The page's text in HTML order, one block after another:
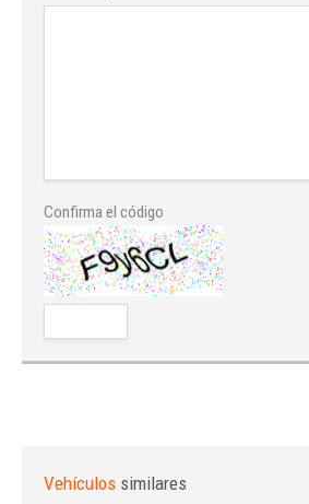
Confirma el código
Vehículos similares